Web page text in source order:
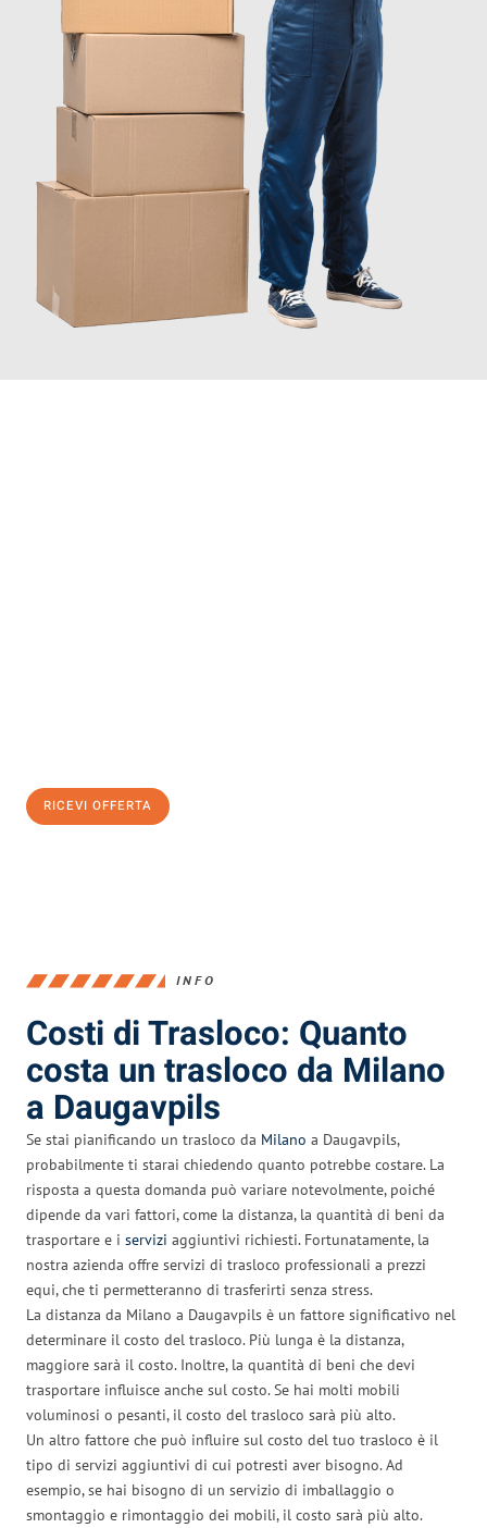
RICEVI OFFERTA
INFO
Costi di Trasloco: Quanto
costa un trasloco da Milano
a Daugavpils
Se stai pianificando un trasloco da Milano a Daugavpils,
probabilmente ti starai chiedendo quanto potrebbe costare. La
risposta a questa domanda può variare notevolmente, poiché
dipende da vari fattori, come la distanza, la quantità di beni da
trasportare e i servizi aggiuntivi richiesti. Fortunatamente, la
nostra azienda offre servizi di trasloco professionali a prezzi
equi, che ti permetteranno di trasferirti senza stress.
La distanza da Milano a Daugavpils è un fattore significativo nel
determinare il costo del trasloco. Più lunga è la distanza,
maggiore sarà il costo. Inoltre, la quantità di beni che devi
trasportare influisce anche sul costo. Se hai molti mobili
voluminosi o pesanti, il costo del trasloco sarà più alto.
Un altro fattore che può influire sul costo del tuo trasloco è il
tipo di servizi aggiuntivi di cui potresti aver bisogno. Ad
esempio, se hai bisogno di un servizio di imballaggio o
smontaggio e rimontaggio dei mobili, il costo sarà più alto.